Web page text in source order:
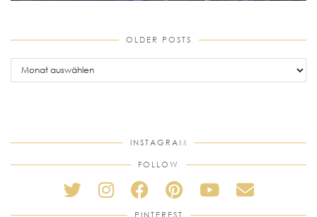
OLDER POSTS
older
posts
INSTAGRAM
FOLLOW
PINTEREST